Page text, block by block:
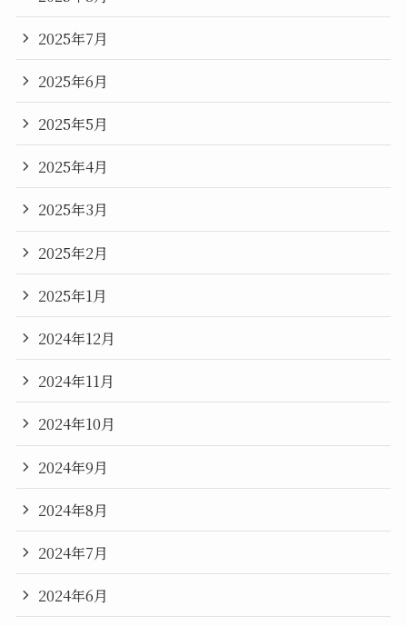
2025年7月
2025年6月
2025年5月
2025年4月
2025年3月
2025年2月
2025年1月
2024年12月
2024年11月
2024年10月
2024年9月
2024年8月
2024年7月
2024年6月